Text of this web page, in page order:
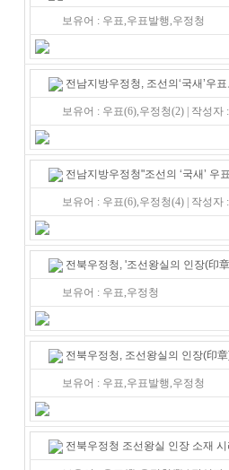
보유어 : 우표,우표발행,우정청
전남지방우정청, 조선의‘국새’우
보유어 : 우표(6),우정청(2) | 작성자
전남지방우정청"조선의 ‘국새’ 우
보유어 : 우표(6),우정청(4) | 작성자
전북우정청, '조선왕실의 인장(印
보유어 : 우표,우정청
전북우정청, 조선왕실의 인장(印
보유어 : 우표,우표발행,우정청
전북우정청 조선왕실 인장 소재